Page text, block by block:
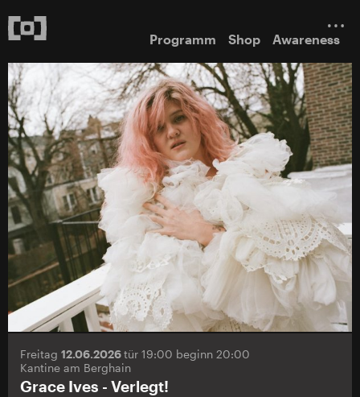
Programm Shop Awareness
Freitag 12.06.2026tür 19:00 beginn 20:00
Kantine am Berghain
Grace Ives - Verlegt!